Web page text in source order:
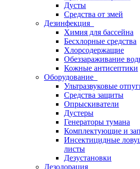
Дусты
Средства от змей
Дезинфекция
Химия для бассейна
Бесхлорные средства
Хлорсодержащие
Обеззараживание
Кожные антисептики
Оборудование
Ультразвуковые
Средства защиты
Опрыскиватели
Дустеры
Генераторы тумана
Комплектующие и
Инсектицидные
листы
Дезустановки
Дезодорация